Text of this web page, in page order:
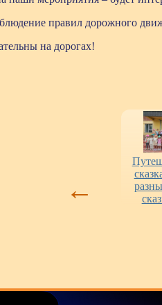
правил дорожного
на дорогах!
←